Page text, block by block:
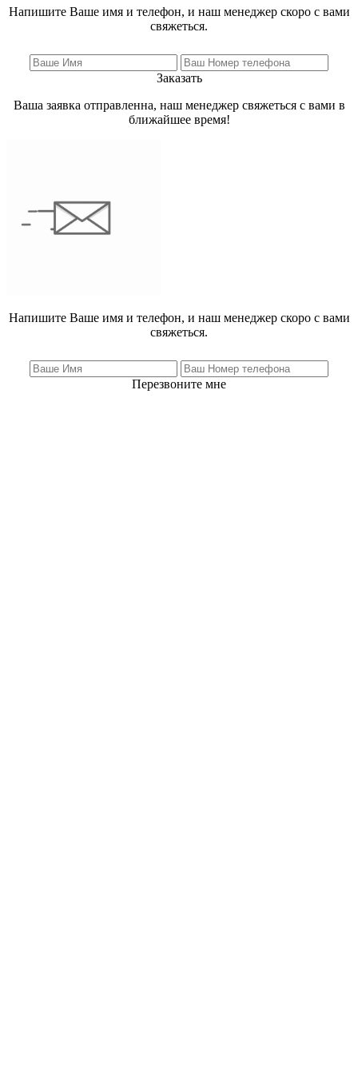
Напишите Ваше имя и телефон, и наш менеджер скоро с вами
свяжеться.
Заказать
Ваша заявка отправленна, наш менеджер свяжеться с вами в
ближайшее время!
Напишите Ваше имя и телефон, и наш менеджер скоро с вами
свяжеться.
Перезвоните мне